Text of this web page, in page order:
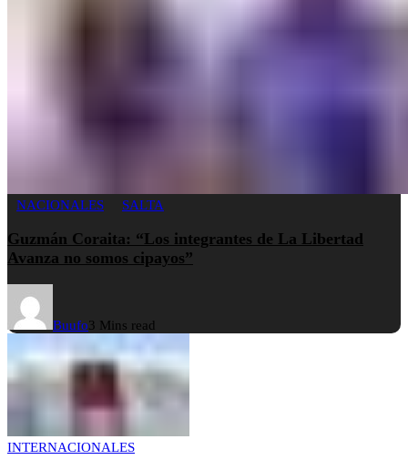
NACIONALES SALTA
Guzmán Coraita: “Los integrantes de La Libertad
Avanza no somos cipayos”
Buufo3 Mins read
INTERNACIONALES